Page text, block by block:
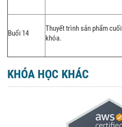
Buổi 14
Thuyết trình sản phẩm cuối
khóa.
KHÓA HỌC KHÁC